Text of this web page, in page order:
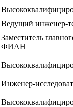
Ведущий инженер-
Заместитель
ФИАН
Инженер-